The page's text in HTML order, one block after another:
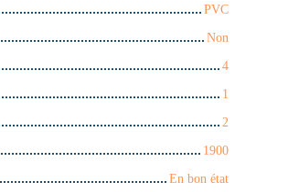
PVC
Non
4
1
2
1900
En bon état